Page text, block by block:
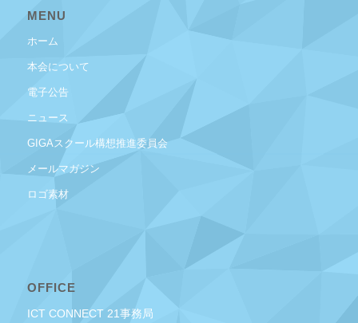
MENU
ホーム
本会について
電子公告
ニュース
GIGAスクール構想推進委員会
メールマガジン
ロゴ素材
OFFICE
ICT CONNECT 21事務局